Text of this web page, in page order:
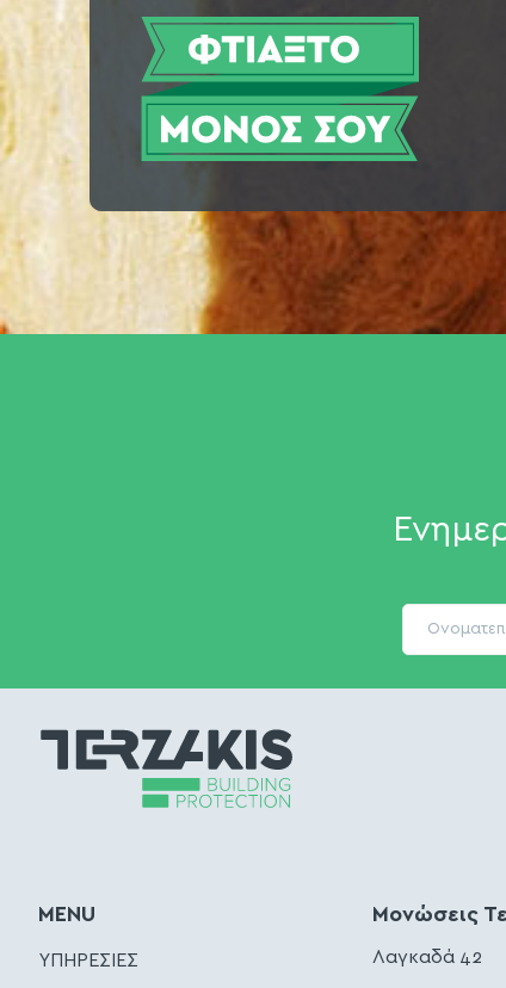
MENU
ΥΠΗΡΕΣΙΕΣ
Μονώσεις
Λαγκαδά 42